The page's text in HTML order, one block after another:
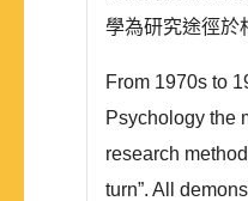
學為研究途徑於
From 1970s to
Psychology the
research
turn”. All